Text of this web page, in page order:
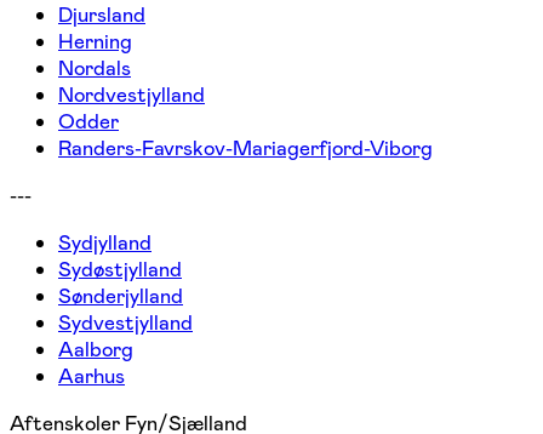
Djursland
Herning
Nordals
Nordvestjylland
Odder
Randers-Favrskov-Mariagerfjord-Viborg
---
Sydjylland
Sydøstjylland
Sønderjylland
Sydvestjylland
Aalborg
Aarhus
Aftenskoler Fyn/Sjælland